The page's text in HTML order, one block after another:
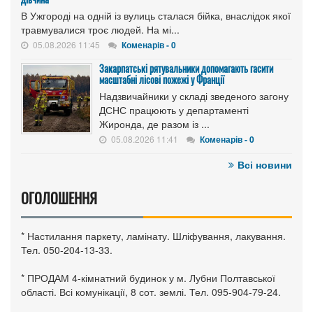
В Ужгороді на одній із вулиць сталася бійка, внаслідок якої
травмувалися троє людей. На мі...
05.08.2026 11:45 Коменарів - 0
Закарпатські рятувальники допомагають гасити
масштабні лісові пожежі у Франції
Надзвичайники у складі зведеного загону
ДСНС працюють у департаменті
Жиронда, де разом із ...
05.08.2026 11:41 Коменарів - 0
Всі новини
ОГОЛОШЕННЯ
* Настилання паркету, ламінату. Шліфування, лакування.
Тел. 050-204-13-33.
* ПРОДАМ 4-кімнатний будинок у м. Лубни Полтавської
області. Всі комунікації, 8 сот. землі. Тел. 095-904-79-24.